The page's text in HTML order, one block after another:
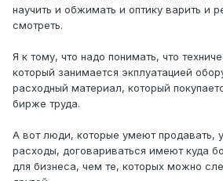
научить и обжимать и оптику варить и
смотреть.
Я к тому, что надо понимать, что
который занимается экплуатацией
расходный материал, который
бирже труда.
А вот люди, которые умеют продавать,
расходы, договариваться имеют куда
для бизнеса, чем те, которых можно